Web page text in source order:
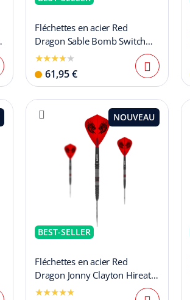
Fléchettes en acier Red
Dragon Sable Bomb Switch
Point
61,95 €
NOUVEAU
BEST-SELLER
Fléchettes en acier Red
Dragon Jonny Clayton Hireath
Switch Point